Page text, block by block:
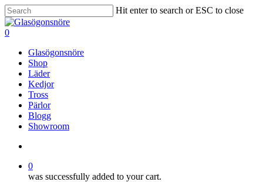
Skip
to
main
Hit enter to search or ESC to close
Close
Search
search
0
Glasögonsnöre
Shop
Läder
Kedjor
Tross
Pärlor
Blogg
Showroom
0
was successfully added to your cart.